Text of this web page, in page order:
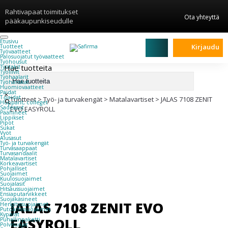
Rahtivapaat toimitukset
pääkaupunkiseudulle
Ota yhteyttä
Etusivu
Tuotteet
Työvaatteet
Palosuojatut työvaatteet
Työhousut
Työtakit
Työliivit
Työhaalarit
Työhanskat
Huomiovaatteet
Paidat
T-paidat
Hupparit, colleget
Sadeasut
Päähineet
Lippikset
Pipot
Sukat
Vyöt
Alusasut
Työ- ja turvakengät
Turvasaappaat
Turvasandaalit
Matalavartiset
Korkeavartiset
Pohjalliset
Suojaimet
Kuulosuojaimet
Suojalasit
Hitsaussuojaimet
Ensiaputarvikkeet
Suojakäsineet
Hengityssuojaimet
Putoamissuojaimet
Kypärät
Puhallinpaketti
Polvisuojat
Kirjaudu
Hae tuotteita
×
Tuotteet>Työ- ja turvakengät > Matalavartiset > JALAS 7108 ZENIT
EVO EASYROLL
JALAS 7108 ZENIT EVO
EASYROLL